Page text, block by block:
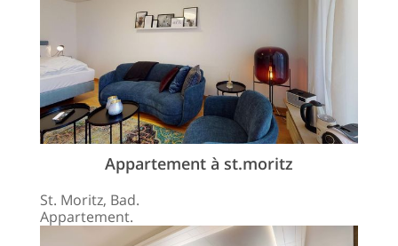
Appartement à st.moritz
St. Moritz, Bad.
Appartement.